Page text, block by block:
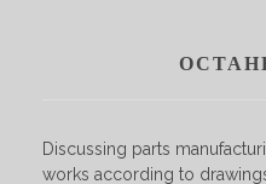
Discussing parts
works according to